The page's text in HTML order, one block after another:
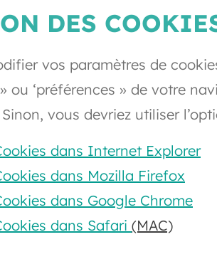
DES
vos paramètres de
ou ‘préférences » de votre
vous devriez utiliser
dans Internet Explorer
dans Mozilla Firefox
dans Google Chrome
dans Safari (MAC)